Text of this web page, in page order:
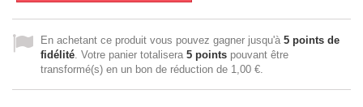
En achetant ce produit vous pouvez gagner jusqu'à 5 points de
fidélité . Votre panier totalisera 5 points pouvant être
transformé(s) en un bon de réduction de 1,00 €